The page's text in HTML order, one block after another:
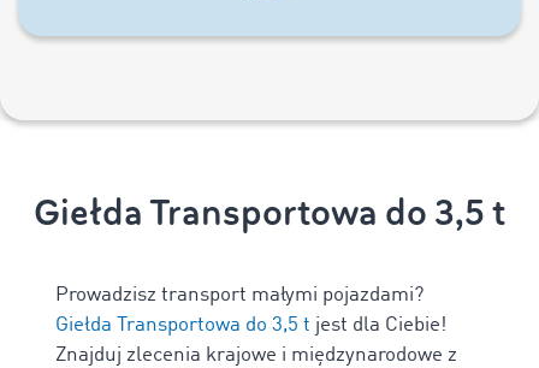
Giełda Transportowa do 3,5 t
Prowadzisz transport małymi pojazdami?
Giełda Transportowa do 3,5 t jest dla Ciebie!
Znajduj zlecenia krajowe i międzynarodowe z